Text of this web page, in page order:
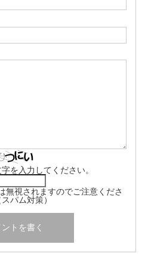
を入力してください。
無視されますのでご注意くださ
パム対策）